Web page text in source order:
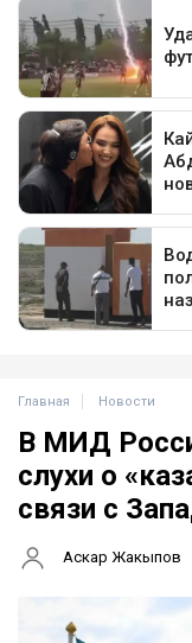
Главная Новости
В МИД
слухи о
связи с
Аскар Жакыпов